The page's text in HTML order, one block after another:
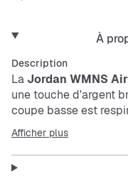
À
Description
La Jordan WMNS
une touche d'argent
coupe basse est
semelle intérieure
coussinets et son
Afficher plus